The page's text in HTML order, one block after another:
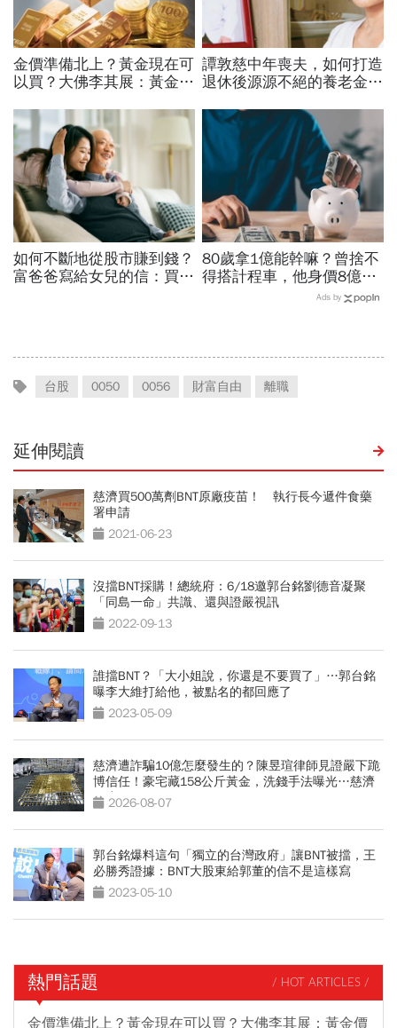
金價準備北上？黃金現在可
以買？大佛李其展：黃金價
瑞銀3理由喊5000美元不遠
了
譚敦慈中年喪夫，如何打造
退休後源源不絕的養老金？
老、領到老」
如何不斷地從股市賺到錢？
富爸爸寫給女兒的信：買股
80歲拿1億能幹嘛？曾捨不
得搭計程車，他身價8億後
醒悟「40~60歲是花錢黃金
Ads by
台股 0050 0056 財富自由 離職
延伸閱讀
慈濟買500萬劑BNT原廠疫苗！ 執行長今遞件食藥
署申請
2021-06-23
沒擋BNT採購！總統府：6/18邀郭台銘劉德音凝聚
「同島一命」共識、還與證嚴視訊
2022-09-13
誰擋BNT？「大小姐說，你還是不要買了」…郭台銘
曝李大維打給他，被點名的都回應了
2023-05-09
慈濟遭詐騙10億怎麼發生的？陳昱瑄律師見證嚴下跪
博信任！豪宅藏158公斤黃金，洗錢手法曝光…慈濟
回應了
2026-08-07
郭台銘爆料這句「獨立的台灣政府」讓BNT被擋，王
必勝秀證據：BNT大股東給郭董的信不是這樣寫
2023-05-10
熱門話題 / HOT ARTICLES /
金價準備北上？黃金現在可以買？大佛李其展：黃金價